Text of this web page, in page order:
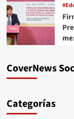
CoverNews
Categorías